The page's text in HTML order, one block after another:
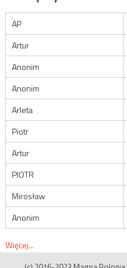
AP
Artur
Anonim
Anonim
Arleta
Piotr
Artur
PIOTR
Mirosław
Anonim
Więcej...